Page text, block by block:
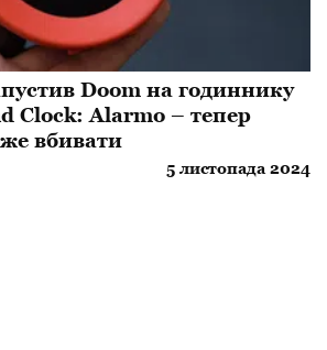
Doom на годиннику
Clock: Alarmo – тепер
вбивати
5 листопада 2024